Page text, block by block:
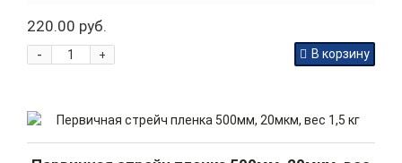
220.00 руб.
+
- В корзину